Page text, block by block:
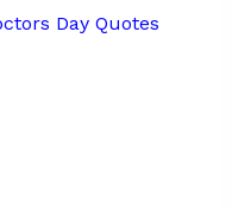
Doctors Day Quotes